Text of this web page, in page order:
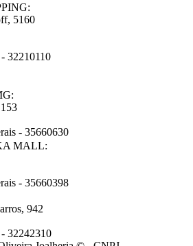
5160
- 32210110
- 35660630
MALL:
- 35660398
942
- 32242310